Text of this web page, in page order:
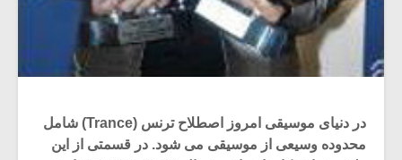
در دنیای موسیقی امروز اصطلاح ترنس (Trance) شامل
وسیعی از موسیقی می شود. در قسمتی از این